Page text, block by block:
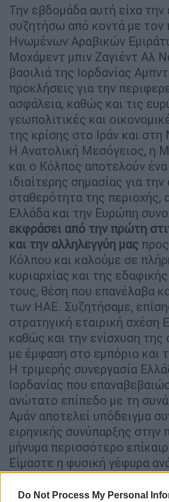
Do Not Process My Personal
Την εβδομάδα αυτή είχα την
συζητήσω από κοντά με
Ηνωμένων Αραβικών
Μοχάμεντ μπιν Ζαγιέντ Αλ
βασιλιά της Ιορδανίας
προκλήσεις για την
ασφάλεια, καθώς και τις
γεωπολιτικές και
της κρίσης στο Ιράν και
Η Ανατολική Μεσόγειος, η
και ο Κόλπος αποτελούν
ιδιαίτερης σημασίας για
σταθερότητα της περιοχής,
Ελλάδα και την Ευρώπη
εκφράσει από την πρώτη
και την αλληλεγγύη μας
Κόλπου και καλούμε σε
κυριαρχίας και της
τους, θέση που επανέλαβα
των ΗΑΕ. Συζητήσαμε,
στρατηγική εταιρική σχέση
καθώς και την ενίσχυση της
με έμφαση στο εμπόριο και
Η τριμερής συνεργασία
Ιορδανίας που
ανώτατο επίπεδο με τη
Αμάν αποτελεί υπόδειγμα
ειρηνικής συνύπαρξης στην
μήνυμα περισσότερο
Είμαστε η φυσική γέφυρα
Ιορδανία, τη Μέση Ανατολή
την Ευρωπαϊκή Ένωση. Όσα